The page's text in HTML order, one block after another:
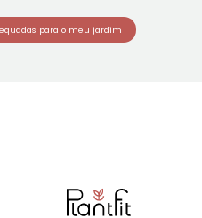
para o meu jardim